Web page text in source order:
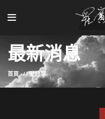
最新消息
首頁 愛分享